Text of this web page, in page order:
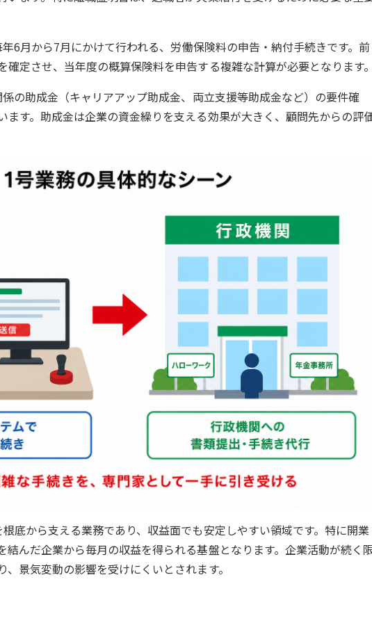
年6月から7月にかけて行われる、労働保険料の申告・納付手続きです。前
確定させ、当年度の概算保険料を申告する複雑な計算が必要となります
の助成金（キャリアアップ助成金、両立支援等助成金など）の要件確
ます。助成金は企業の資金繰りを支える効果が大きく、顧問先からの評
底から支える業務であり、収益面でも安定しやすい領域です。特に開業
結んだ企業から毎月の収益を得られる基盤となります。企業活動が続く
景気変動の影響を受けにくいとされます。